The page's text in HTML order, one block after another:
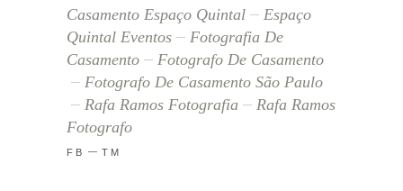
Casamento Espaço Quintal
Espaço
Quintal Eventos
Fotografia De
Casamento
Fotografo De Casamento
Fotografo De Casamento São Paulo
Rafa Ramos Fotografia
Rafa Ramos
Fotografo
FB TM